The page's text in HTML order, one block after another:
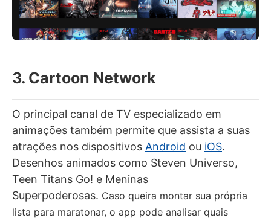
3. Cartoon Network
O principal canal de TV especializado em
animações também permite que assista a suas
atrações nos dispositivos Android ou iOS.
Desenhos animados como Steven Universo,
Teen Titans Go! e Meninas
Superpoderosas. Caso queira montar sua própria
lista para maratonar, o app pode analisar quais